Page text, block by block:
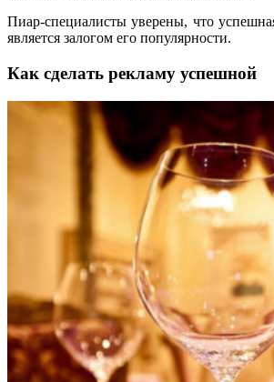
Пиар-специалисты уверены, что
является залогом его популярности.
Как сделать рекламу успешной